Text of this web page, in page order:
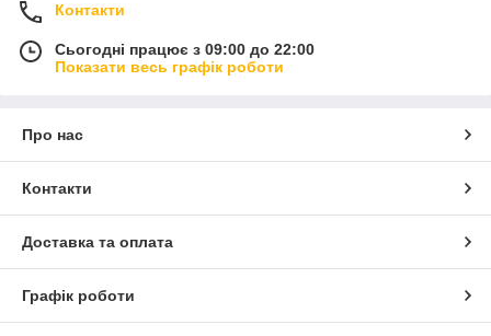
Контакти
Сьогодні працює з 09:00 до 22:00
Показати весь графік роботи
Про нас
Контакти
Доставка та оплата
Графік роботи